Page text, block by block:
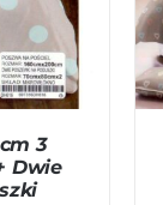
3
Dwie